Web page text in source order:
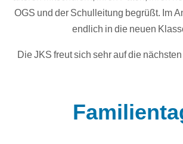
OGS und der Schulleitung begrüßt. Im
endlich in die neuen
Die JKS freut sich sehr auf die